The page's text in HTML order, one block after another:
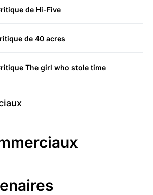
de Hi-Five
de 40 acres
The girl who stole time